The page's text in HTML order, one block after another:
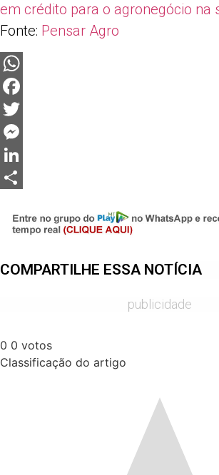
em crédito para o agronegócio na
Fonte: Pensar Agro
WhatsApp
Facebook
Twitter
Messenger
LinkedIn
COMPARTILHE ESSA NOTÍCIA
publicidade
0 0 votos
Classificação do artigo